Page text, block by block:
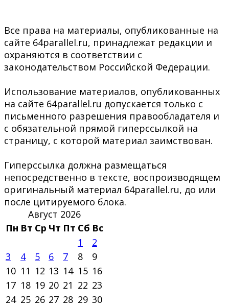
Все права на материалы, опубликованные на
сайте 64parallel.ru, принадлежат редакции и
охраняются в соответствии с
законодательством Российской Федерации.
Использование материалов, опубликованных
на сайте 64parallel.ru допускается только с
письменного разрешения правообладателя и
с обязательной прямой гиперссылкой на
страницу, с которой материал заимствован.
Гиперссылка должна размещаться
непосредственно в тексте, воспроизводящем
оригинальный материал 64parallel.ru, до или
после цитируемого блока.
Август 2026
Пн Вт Ср Чт Пт Сб Вс
1
2
3
4 5 6 7 8
9
10 11 12 13 14 15 16
17 18 19 20 21 22 23
24 25 26 27 28 29 30